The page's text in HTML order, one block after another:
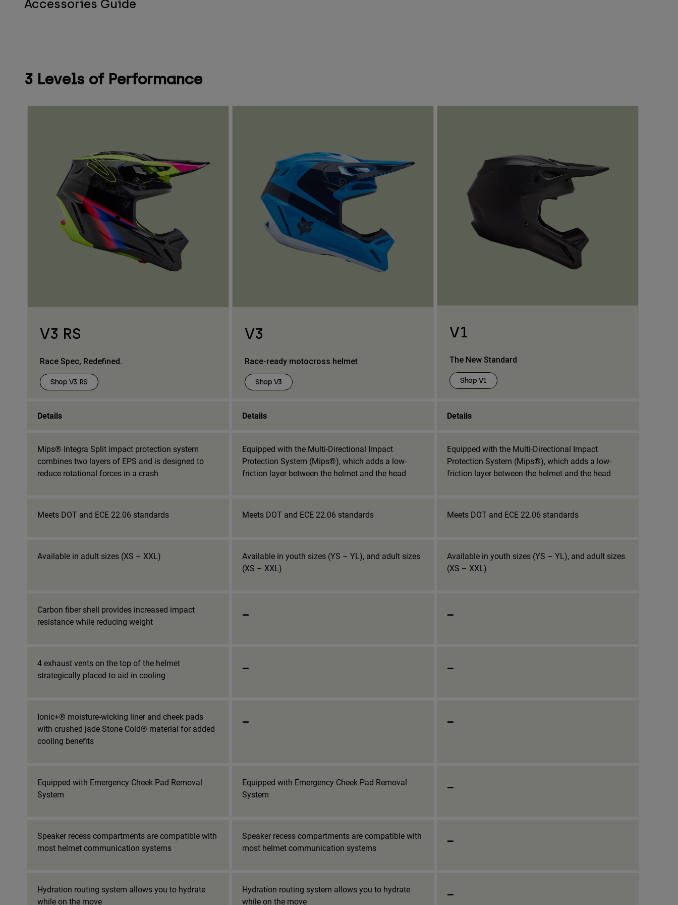
Accessories Guide
3 Levels of Performance
V3 RS
Race Spec, Redefined.
Shop V3 RS
V3
Race-ready motocross helmet
Shop V3
V1
The New Standard
Shop V1
Details Details Details
Mips® Integra Split impact protection system
combines two layers of EPS and is designed to
reduce rotational forces in a crash
Equipped with the Multi-Directional Impact
Protection System (Mips®), which adds a low-
friction layer between the helmet and the head
Equipped with the Multi-Directional Impact
Protection System (Mips®), which adds a low-
friction layer between the helmet and the head
Meets DOT and ECE 22.06 standards Meets DOT and ECE 22.06 standards Meets DOT and ECE 22.06 standards
Available in adult sizes (XS – XXL)
Available in youth sizes (YS – YL), and adult sizes
(XS – XXL)
Available in youth sizes (YS – YL), and adult sizes
(XS – XXL)
Carbon fiber shell provides increased impact
resistance while reducing weight
_ _
4 exhaust vents on the top of the helmet
strategically placed to aid in cooling
_ _
Ionic+® moisture-wicking liner and cheek pads
with crushed jade Stone Cold® material for added
cooling benefits
_ _
Equipped with Emergency Cheek Pad Removal
System
Equipped with Emergency Cheek Pad Removal
System
_
Speaker recess compartments are compatible with
most helmet communication systems
Speaker recess compartments are compatible with
most helmet communication systems
_
Hydration routing system allows you to hydrate
while on the move
Hydration routing system allows you to hydrate
while on the move
_